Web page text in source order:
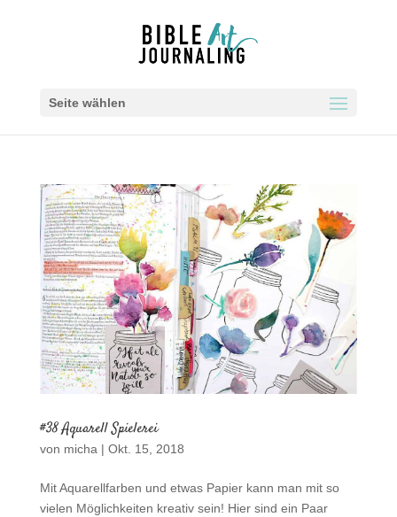
Seite wählen
#38 Aquarell Spielerei
von micha | Okt. 15, 2018
Mit Aquarellfarben und etwas Papier kann man mit so
vielen Möglichkeiten kreativ sein! Hier sind ein Paar